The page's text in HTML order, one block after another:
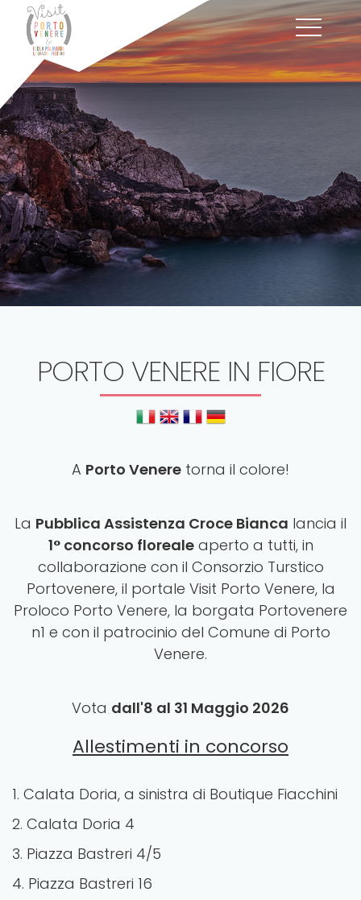
PORTO VENERE IN FIORE
A Porto Venere torna il colore!
La Pubblica Assistenza Croce Bianca lancia il
1° concorso florealeaperto a tutti, in
collaborazione con il Consorzio Turstico
Portovenere, il portale Visit Porto Venere, la
Proloco Porto Venere, la borgata Portovenere
n1 e con il patrocinio del Comune di Porto
Venere.
Vota dall'8 al 31 Maggio 2026
Allestimenti in concorso
1. Calata Doria, a sinistra di Boutique Fiacchini
2. Calata Doria 4
3. Piazza Bastreri 4/5
4. Piazza Bastreri 16